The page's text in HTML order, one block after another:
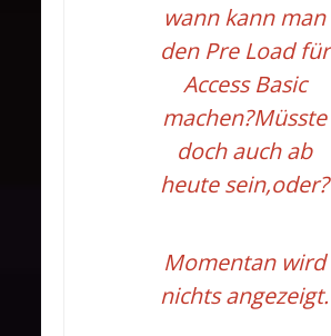
wann kann man
den Pre Load für
Access Basic
machen?Müsste
doch auch ab
heute sein,oder?
Momentan wird
nichts angezeigt.